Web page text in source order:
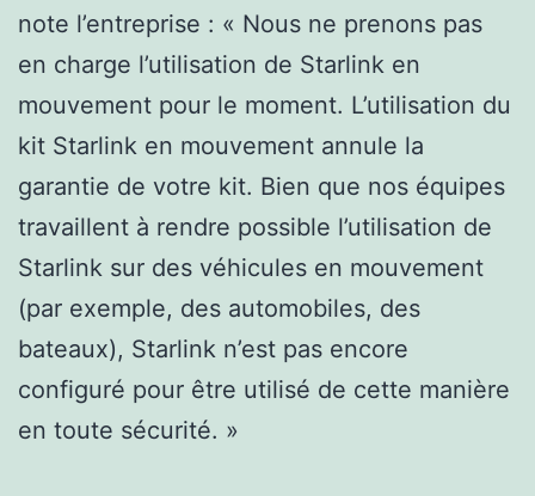
note l’entreprise : « Nous ne prenons pas
en charge l’utilisation de Starlink en
mouvement pour le moment. L’utilisation du
kit Starlink en mouvement annule la
garantie de votre kit. Bien que nos équipes
travaillent à rendre possible l’utilisation de
Starlink sur des véhicules en mouvement
(par exemple, des automobiles, des
bateaux), Starlink n’est pas encore
configuré pour être utilisé de cette manière
en toute sécurité. »